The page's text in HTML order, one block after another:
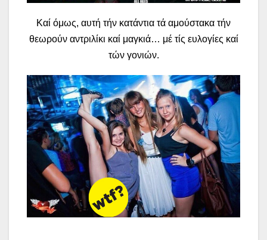
Καί όμως, αυτή τήν κατάντια τά αμούστακα τήν
θεωρούν αντριλίκι καί μαγκιά… μέ τίς ευλογίες καί
τών γονιών.